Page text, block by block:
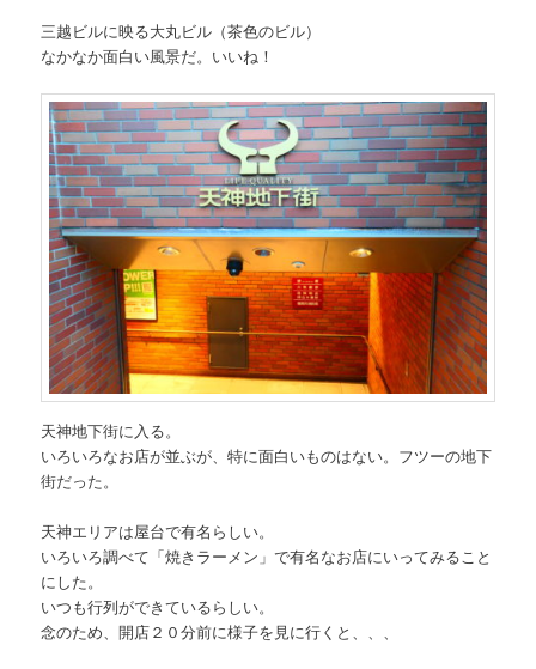
三越ビルに映る大丸ビル（茶色のビル）
なかなか面白い風景だ。いいね！
天神地下街に入る。
いろいろなお店が並ぶが、特に面白いものはない。フツーの地下
街だった。
天神エリアは屋台で有名らしい。
いろいろ調べて「焼きラーメン」で有名なお店にいってみること
にした。
いつも行列ができているらしい。
念のため、開店２０分前に様子を見に行くと、、、